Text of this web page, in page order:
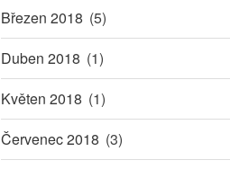
Březen 2018 (5)
Duben 2018 (1)
Květen 2018 (1)
Červenec 2018 (3)